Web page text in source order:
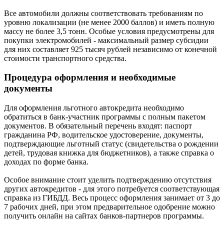
Все автомобили должны соответствовать требованиям по
уровню локализации (не менее 2000 баллов) и иметь полную
массу не более 3,5 тонн. Особые условия предусмотрены для
покупки электромобилей - максимальный размер субсидии
для них составляет 925 тысяч рублей независимо от конечной
стоимости транспортного средства.
Процедура оформления и необходимые
документы
Для оформления льготного автокредита необходимо
обратиться в банк-участник программы с полным пакетом
документов. В обязательный перечень входят: паспорт
гражданина РФ, водительское удостоверение, документы,
подтверждающие льготный статус (свидетельства о рождении
детей, трудовая книжка для бюджетников), а также справка о
доходах по форме банка.
Особое внимание стоит уделить подтверждению отсутствия
других автокредитов - для этого потребуется соответствующая
справка из ГИБДД. Весь процесс оформления занимает от 3 до
7 рабочих дней, при этом предварительное одобрение можно
получить онлайн на сайтах банков-партнеров программы.